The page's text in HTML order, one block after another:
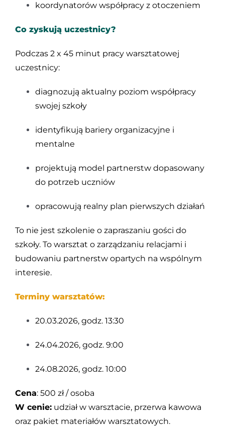
koordynatorów współpracy z otoczeniem
Co zyskują uczestnicy?
Podczas 2 x 45 minut pracy warsztatowej
uczestnicy:
diagnozują aktualny poziom współpracy
swojej szkoły
identyfikują bariery organizacyjne i
mentalne
projektują model partnerstw dopasowany
do potrzeb uczniów
opracowują realny plan pierwszych działań
To nie jest szkolenie o zapraszaniu gości do
szkoły. To warsztat o zarządzaniu relacjami i
budowaniu partnerstw opartych na wspólnym
interesie.
Terminy warsztatów:
20.03.2026, godz. 13:30
24.04.2026, godz. 9:00
24.08.2026, godz. 10:00
Cena: 500 zł / osoba
W cenie:udział w warsztacie, przerwa kawowa
oraz pakiet materiałów warsztatowych.